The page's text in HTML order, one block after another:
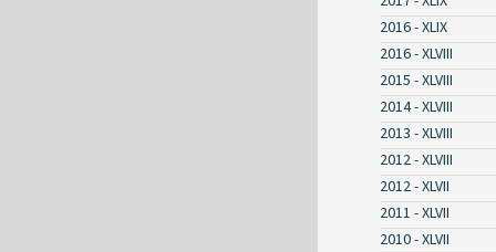
2016 - XLIX
2016 - XLVIII
2015 - XLVIII
2014 - XLVIII
2013 - XLVIII
2012 - XLVIII
2012 - XLVII
2011 - XLVII
2010 - XLVII